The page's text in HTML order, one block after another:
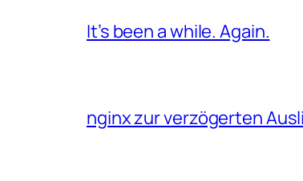
It’s been a while. Again.
nginx zur verzögerten